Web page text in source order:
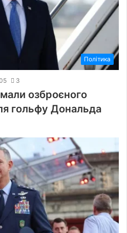
Політика
3
озброєного
гольфу Дональда